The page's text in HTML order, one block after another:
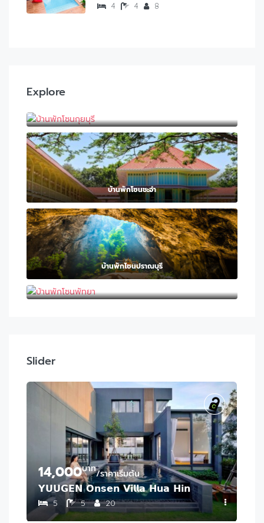
4 4 8
Explore
บ้านพักโซนชะอำ
บ้านพักโซนปราณบุรี
Slider
14,000บาท/ราคาเริ่มต้น
𝗬𝗨𝗨𝗚𝗘𝗡 𝗢𝗻𝘀𝗲𝗻 𝗩𝗶𝗹𝗹𝗮 𝗛𝘂𝗮 𝗛𝗶𝗻
5 5 20